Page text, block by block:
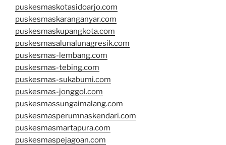
puskesmaskotasidoarjo.com
puskesmaskaranganyar.com
puskesmaskupangkota.com
puskesmasalunalunagresik.com
puskesmas-lembang.com
puskesmas-tebing.com
puskesmas-sukabumi.com
puskesmas-jonggol.com
puskesmassungaimalang.com
puskesmasperumnaskendari.com
puskesmasmartapura.com
puskesmaspejagoan.com